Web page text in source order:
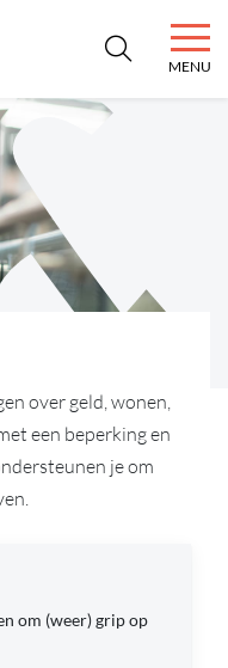
MENU
over geld, wonen,
een beperking en
je om
om (weer) grip op